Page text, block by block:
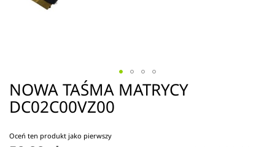
Przejdź
na
początek
NOWA TAŚMA MATRYCY
DC02C00VZ00
Oceń ten produkt jako pierwszy